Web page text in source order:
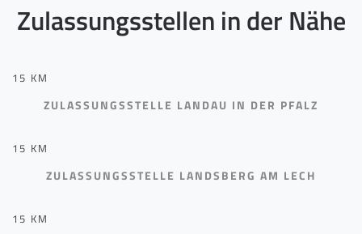
Zulassungsstellen in der Nähe
15 KM
ZULASSUNGSSTELLE LANDAU IN DER PFALZ
15 KM
ZULASSUNGSSTELLE LANDSBERG AM LECH
15 KM